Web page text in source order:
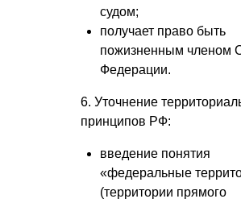
судом;
получает право быть
пожизненным членом
Федерации.
6. Уточнение
принципов РФ:
введение понятия
«федеральные
(территории прямого